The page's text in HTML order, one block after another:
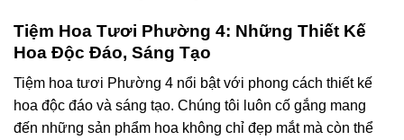
Tiệm Hoa Tươi Phường 4: Những Thiết Kế
Hoa Độc Đáo, Sáng Tạo
Tiệm hoa tươi Phường 4 nổi bật với phong cách thiết kế
hoa độc đáo và sáng tạo. Chúng tôi luôn cố gắng mang
đến những sản phẩm hoa không chỉ đẹp mắt mà còn thể